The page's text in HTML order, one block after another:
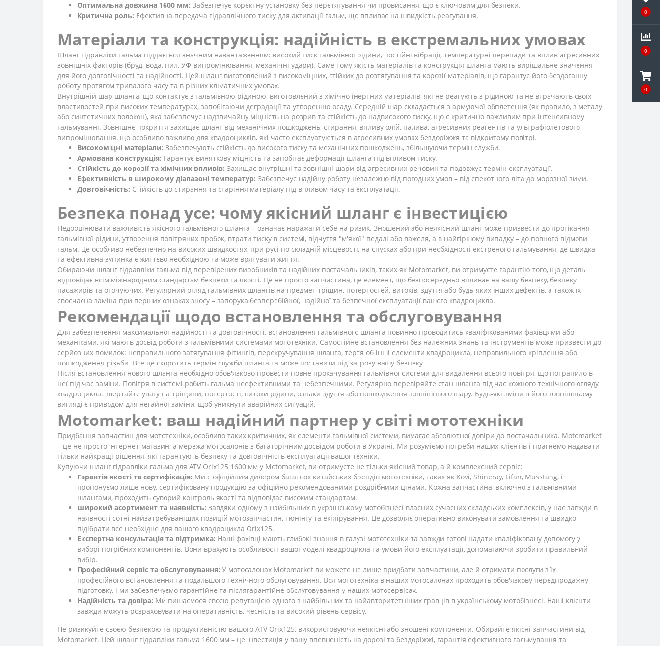
0
0
0
Оптимальна довжина 1600 мм: Забезпечує коректну установку без перетягування чи провисання, що є ключовим для безпеки.
Критична роль: Ефективна передача гідравлічного тиску для активації гальм, що впливає на швидкість реагування.
Матеріали та конструкція: надійність в екстремальних умовах
Шланг гідравліки гальма піддається значним навантаженням: високий тиск гальмівної рідини, постійні вібрації, температурні перепади та вплив агресивних
зовнішніх факторів (бруд, вода, пил, УФ-випромінювання, механічні удари). Саме тому якість матеріалів та конструкція шланга мають вирішальне значення
для його довговічності та надійності. Цей шланг виготовлений з високоміцних, стійких до розтягування та корозії матеріалів, що гарантує його бездоганну
роботу протягом тривалого часу та в різних кліматичних умовах.
Внутрішній шар шланга, що контактує з гальмівною рідиною, виготовлений з хімічно інертних матеріалів, які не реагують з рідиною та не втрачають своїх
властивостей при високих температурах, запобігаючи деградації та утворенню осаду. Середній шар складається з армуючої обплетення (як правило, з металу
або синтетичних волокон), яка забезпечує надзвичайну міцність на розрив та стійкість до надвисокого тиску, що є критично важливим при інтенсивному
гальмуванні. Зовнішнє покриття захищає шланг від механічних пошкоджень, стирання, впливу олій, палива, агресивних реагентів та ультрафіолетового
випромінювання, що особливо важливо для квадроциклів, які часто експлуатуються в агресивних умовах бездоріжжя та відкритому повітрі.
Високоміцні матеріали: Забезпечують стійкість до високого тиску та механічних пошкоджень, збільшуючи термін служби.
Армована конструкція: Гарантує виняткову міцність та запобігає деформації шланга під впливом тиску.
Стійкість до корозії та хімічних впливів: Захищає внутрішні та зовнішні шари від агресивних речовин та подовжує термін експлуатації.
Ефективність в широкому діапазоні температур: Забезпечує надійну роботу незалежно від погодних умов – від спекотного літа до морозної зими.
Довговічність: Стійкість до стирання та старіння матеріалу під впливом часу та експлуатації.
Безпека понад усе: чому якісний шланг є інвестицією
Недооцінювати важливість якісного гальмівного шланга – означає наражати себе на ризик. Зношений або неякісний шланг може призвести до протікання
гальмівної рідини, утворення повітряних пробок, втрати тиску в системі, відчуття "м'якої" педалі або важеля, а в найгіршому випадку – до повного відмови
гальм. Це особливо небезпечно на високих швидкостях, при русі по складній місцевості, на спусках або при необхідності екстреного гальмування, де швидка
та ефективна зупинка є життєво необхідною та може врятувати життя.
Обираючи шланг гідравліки гальма від перевірених виробників та надійних постачальників, таких як Motomarket, ви отримуєте гарантію того, що деталь
відповідає всім міжнародним стандартам безпеки та якості. Це не просто запчастина, це елемент, що безпосередньо впливає на вашу безпеку, безпеку
пасажирів та оточуючих. Регулярний огляд гальмівних шлангів на предмет тріщин, потертостей, витоків, здуття або будь-яких інших дефектів, а також їх
своєчасна заміна при перших ознаках зносу – запорука безперебійної, надійної та безпечної експлуатації вашого квадроцикла.
Рекомендації щодо встановлення та обслуговування
Для забезпечення максимальної надійності та довговічності, встановлення гальмівного шланга повинно проводитись кваліфікованими фахівцями або
механіками, які мають досвід роботи з гальмівними системами мототехніки. Самостійне встановлення без належних знань та інструментів може призвести до
серйозних помилок: неправильного затягування фітингів, перекручування шланга, тертя об інші елементи квадроцикла, неправильного кріплення або
пошкодження різьби. Все це скоротить термін служби шланга та може поставити під загрозу вашу безпеку.
Після встановлення нового шланга необхідно обов'язково провести повне прокачування гальмівної системи для видалення всього повітря, що потрапило в
неї під час заміни. Повітря в системі робить гальма неефективними та небезпечними. Регулярно перевіряйте стан шланга під час кожного технічного огляду
квадроцикла: звертайте увагу на тріщини, потертості, витоки рідини, ознаки здуття або пошкодження зовнішнього шару. Будь-які зміни в його зовнішньому
вигляді є приводом для негайної заміни, щоб уникнути аварійних ситуацій.
Motomarket: ваш надійний партнер у світі мототехніки
Придбання запчастин для мототехніки, особливо таких критичних, як елементи гальмівної системи, вимагає абсолютної довіри до постачальника. Motomarket
– це не просто інтернет-магазин, а мережа мотосалонів з багаторічним досвідом роботи в Україні. Ми розуміємо потреби наших клієнтів і прагнемо надавати
тільки найкращі рішення, які гарантують безпеку та довговічність експлуатації вашої техніки.
Купуючи шланг гідравліки гальма для ATV Orix125 1600 мм у Motomarket, ви отримуєте не тільки якісний товар, а й комплексний сервіс:
Гарантія якості та сертифікація: Ми є офіційним дилером багатьох китайських брендів мототехніки, таких як Kovi, Shineray, Lifan, Musstang, і
пропонуємо лише нову, сертифіковану продукцію за офіційно рекомендованими роздрібними цінами. Кожна запчастина, включно з гальмівними
шлангами, проходить суворий контроль якості та відповідає високим стандартам.
Широкий асортимент та наявність: Завдяки одному з найбільших в українському мотобізнесі власних сучасних складських комплексів, у нас завжди в
наявності сотні найзатребуваніших позицій мотозапчастин, тюнінгу та екіпірування. Це дозволяє оперативно виконувати замовлення та швидко
підібрати все необхідне для вашого квадроцикла Orix125.
Експертна консультація та підтримка: Наші фахівці мають глибокі знання в галузі мототехніки та завжди готові надати кваліфіковану допомогу у
виборі потрібних компонентів. Вони врахують особливості вашої моделі квадроцикла та умови його експлуатації, допомагаючи зробити правильний
вибір.
Професійний сервіс та обслуговування: У мотосалонах Motomarket ви можете не лише придбати запчастини, але й отримати послуги з їх
професійного встановлення та подальшого технічного обслуговування. Вся мототехніка в наших мотосалонах проходить обов'язкову передпродажну
підготовку, і ми забезпечуємо гарантійне та післягарантійне обслуговування у наших мотосервісах.
Надійність та довіра: Ми пишаємося своєю репутацією одного з найбільших та найавторитетніших гравців в українському мотобізнесі. Наші клієнти
завжди можуть розраховувати на оперативність, чесність та високий рівень сервісу.
Не ризикуйте своєю безпекою та продуктивністю вашого ATV Orix125, використовуючи неякісні або зношені компоненти. Обирайте якісні запчастини від
Motomarket. Цей шланг гідравліки гальма 1600 мм – це інвестиція у вашу впевненість на дорозі та бездоріжжі, гарантія ефективного гальмування та